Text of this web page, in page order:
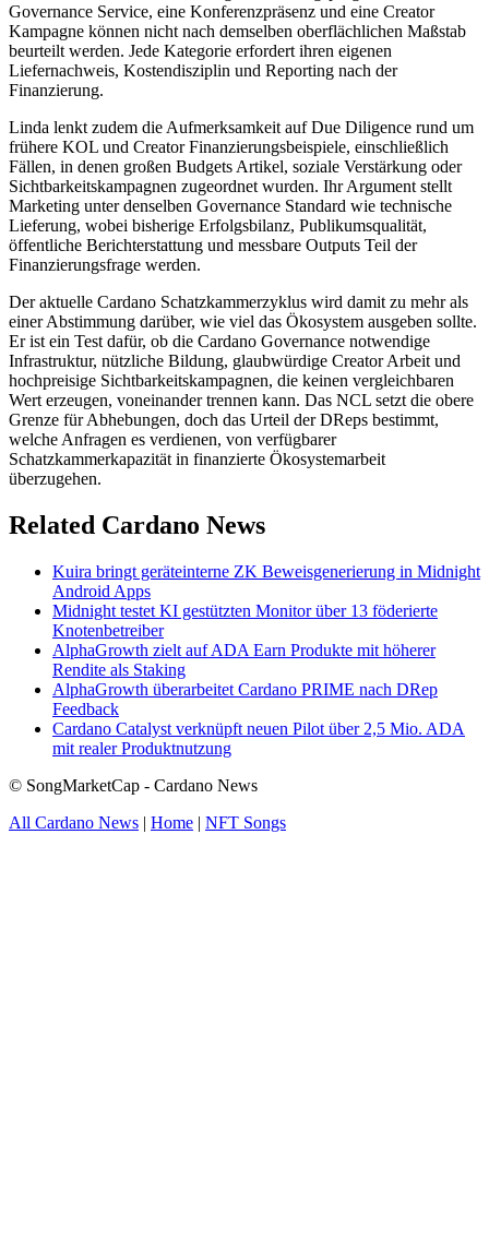
Governance Service, eine Konferenzpräsenz und eine Creator
Kampagne können nicht nach demselben oberflächlichen Maßstab
beurteilt werden. Jede Kategorie erfordert ihren eigenen
Liefernachweis, Kostendisziplin und Reporting nach der
Finanzierung.
Linda lenkt zudem die Aufmerksamkeit auf Due Diligence rund um
frühere KOL und Creator Finanzierungsbeispiele, einschließlich
Fällen, in denen großen Budgets Artikel, soziale Verstärkung oder
Sichtbarkeitskampagnen zugeordnet wurden. Ihr Argument stellt
Marketing unter denselben Governance Standard wie technische
Lieferung, wobei bisherige Erfolgsbilanz, Publikumsqualität,
öffentliche Berichterstattung und messbare Outputs Teil der
Finanzierungsfrage werden.
Der aktuelle Cardano Schatzkammerzyklus wird damit zu mehr als
einer Abstimmung darüber, wie viel das Ökosystem ausgeben sollte.
Er ist ein Test dafür, ob die Cardano Governance notwendige
Infrastruktur, nützliche Bildung, glaubwürdige Creator Arbeit und
hochpreisige Sichtbarkeitskampagnen, die keinen vergleichbaren
Wert erzeugen, voneinander trennen kann. Das NCL setzt die obere
Grenze für Abhebungen, doch das Urteil der DReps bestimmt,
welche Anfragen es verdienen, von verfügbarer
Schatzkammerkapazität in finanzierte Ökosystemarbeit
überzugehen.
Related Cardano News
Kuira bringt geräteinterne ZK Beweisgenerierung in Midnight
Android Apps
Midnight testet KI gestützten Monitor über 13 föderierte
Knotenbetreiber
AlphaGrowth zielt auf ADA Earn Produkte mit höherer
Rendite als Staking
AlphaGrowth überarbeitet Cardano PRIME nach DRep
Feedback
Cardano Catalyst verknüpft neuen Pilot über 2,5 Mio. ADA
mit realer Produktnutzung
© SongMarketCap - Cardano News
All Cardano News | Home | NFT Songs